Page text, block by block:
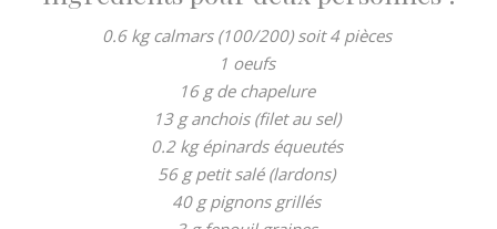
0.6 kg calmars (100/200) soit 4 pièces
1 oeufs
16 g de chapelure
13 g anchois (filet au sel)
0.2 kg épinards équeutés
56 g petit salé (lardons)
40 g pignons grillés